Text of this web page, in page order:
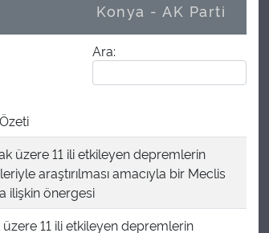
Konya - AK Parti
Ara:
üzere 11 ili etkileyen depremlerin
araştırılması amacıyla bir Meclis
ilişkin önergesi
11 ili etkileyen depremlerin